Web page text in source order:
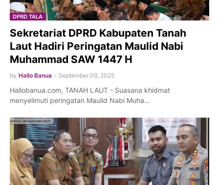
DPRD TALA
Sekretariat DPRD Kabupaten Tanah
Laut Hadiri Peringatan Maulid Nabi
Muhammad SAW 1447 H
by Hallo Banua - September 09, 2025
Hallobanua.com, TANAH LAUT - Suasana khidmat
menyelimuti peringatan Maulid Nabi Muha…